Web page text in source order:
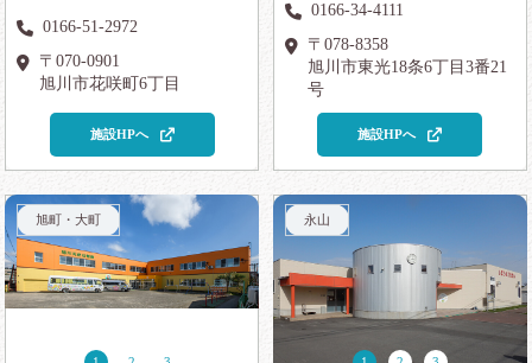
0166-51-2972
〒070-0901
旭川市花咲町6丁目
施設HPへ
0166-34-4111
〒078-8358
旭川市東光18条6丁目3番21
号
施設HPへ
旭町・大町 永山